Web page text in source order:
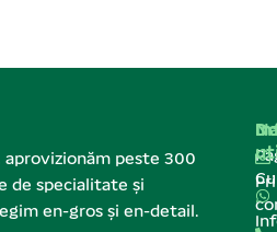
aprovizionăm peste 300
de specialitate și
en-gros și en-detail.